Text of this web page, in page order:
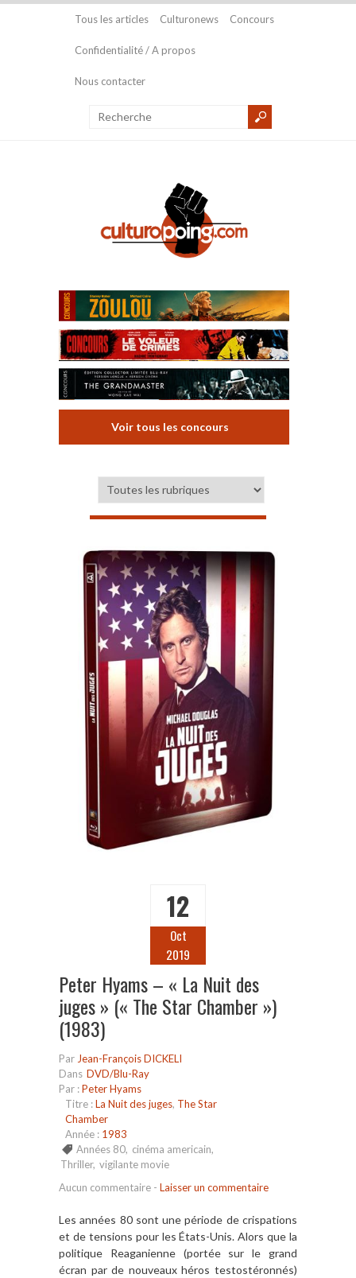
Tous les articles Culturonews Concours
Confidentialité / A propos
Nous contacter
Voir tous les concours
12
Oct
2019
Peter Hyams – « La Nuit des
juges » (« The Star Chamber »)
(1983)
Par Jean-François DICKELI
Dans DVD/Blu-Ray
Par :Peter Hyams
Titre :La Nuit des juges, The Star
Chamber
Année : 1983
Années 80, cinéma americain,
Thriller, vigilante movie
Aucun commentaire - Laisser un commentaire
Les années 80 sont une période de crispations
et de tensions pour les États-Unis. Alors que la
politique Reaganienne (portée sur le grand
écran par de nouveaux héros testostéronnés)